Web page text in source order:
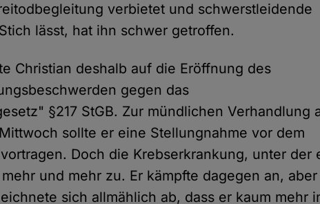
verbietet und schwerstleidende
lässt, hat ihn schwer getroffen.
Christian deshalb auf die Eröffnung des
gegen das
§217 StGB. Zur mündlichen Verhandlung
sollte er eine Stellungnahme vor dem
Doch die Krebserkrankung, unter der
und mehr zu. Er kämpfte dagegen an, aber
sich allmählich ab, dass er kaum mehr